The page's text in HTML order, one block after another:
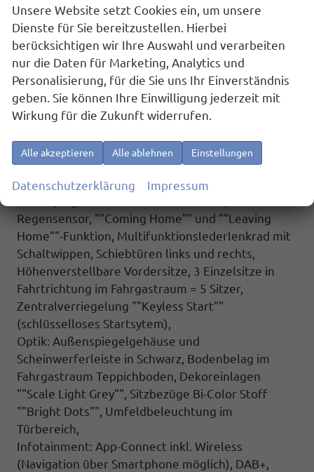
/ Allwetterreifen), 3-Zonen Klimaanlage ""Air Care
Climatronic"" mit Bedienteil im Fahrgastraum,
IQ.Light - LED-Matrix-Scheinwerfer mit LED-
Tagfahrlicht, Fenster ab B-Säule abgedunkelt,
Spurhalteassistent ""Lane Assist"",
Spurwechselassistent ""Side Assist"" inkl. ""Blind
Spot Detection"" (Totwinkelerkennung im Spiegel),
100.000 km.
Komfort und Funktion : Fernlichtregulierung
""Dynamic Light Assist"", LED-Rückleuchten,
Regensensor, ""Coming Home"" und ""Leaving
Home""-Funktion, Multifunktionslederlenkrad mit
Schaltwippen, Schiebtüren links und rechts,
Höhenverstellbare Vordersitze, 3 Einzelsitze in
Fahrtrichtung im Fahrgastraum = 5 Sitzer,
Zentralverriegelung ""Keyless Start""
(schlüsselloses Startsytem),
Optik: Außenspiegelgehäuse und
Scheinwerferleiste in Schwarz, Bodenbelag im
Fahrgastraum Teppichboden, Dekoreinlagen
""Scale Light Grey"", Sitzbezüge Bi-Color Stoff
""Bright Dots"", Umfeldbeleuchtung im
Türbereich,
Infotainment: App-Connect inkl. Wireless
(Navigation über Smartphone möglich), DAB+,
Unsere Website setzt Cookies ein, um unsere
Dienste für Sie bereitzustellen. Hierbei
berücksichtigen wir Ihre Auswahl und verarbeiten
nur die Daten für Marketing, Analytics und
Personalisierung, für die Sie uns Ihr Einverständnis
geben. Sie können Ihre Einwilligung jederzeit mit
Wirkung für die Zukunft widerrufen.
Alle akzeptieren Alle ablehnen Einstellungen
Datenschutzerklärung Impressum